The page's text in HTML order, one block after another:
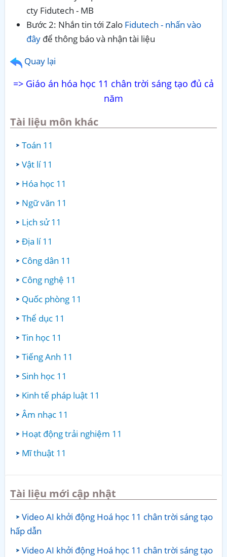
cty Fidutech - MB
Bước 2: Nhắn tin tới Zalo Fidutech - nhấn vào
đây để thông báo và nhận tài liệu
Quay lại
=> Giáo án hóa học 11 chân trời sáng tạo đủ cả
năm
Tài liệu môn khác
Toán 11
Vật lí 11
Hóa học 11
Ngữ văn 11
Lịch sử 11
Địa lí 11
Công dân 11
Công nghệ 11
Quốc phòng 11
Thể dục 11
Tin học 11
Tiếng Anh 11
Sinh học 11
Kinh tế pháp luật 11
Âm nhạc 11
Hoạt động trải nghiệm 11
Mĩ thuật 11
Tài liệu mới cập nhật
Video AI khởi động Hoá học 11 chân trời sáng tạo
hấp dẫn
Video AI khởi động Hoá học 11 chân trời sáng tạo